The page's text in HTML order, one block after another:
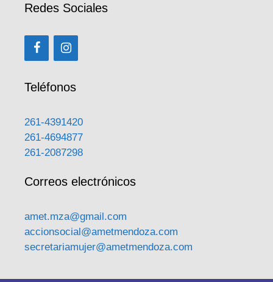
Redes Sociales
Teléfonos
261-4391420
261-4694877
261-2087298
Correos electrónicos
amet.mza@gmail.com
accionsocial@ametmendoza.com
secretariamujer@ametmendoza.com